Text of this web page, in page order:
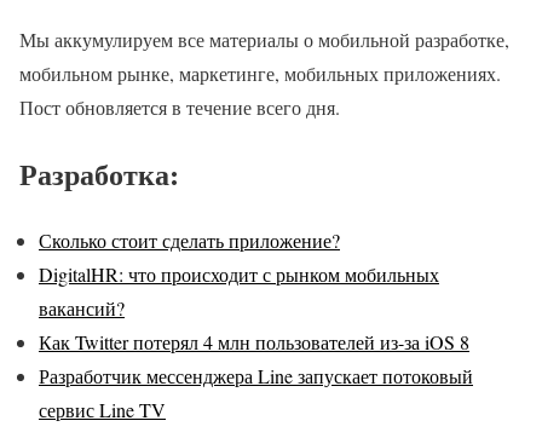
Мы аккумулируем все материалы о мобильной разработке,
мобильном рынке, маркетинге, мобильных приложениях.
Пост обновляется в течение всего дня.
Разработка:
Сколько стоит сделать приложение?
DigitalHR: что происходит с рынком мобильных
вакансий?
Как Twitter потерял 4 млн пользователей из-за iOS 8
Разработчик мессенджера Line запускает потоковый
сервис Line TV